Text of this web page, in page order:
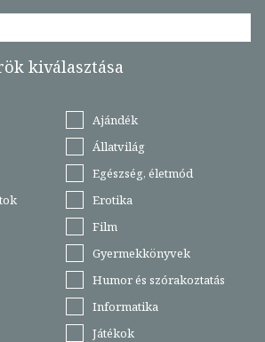
kiválasztása
Ajándék
Állatvilág
Egészség, életmód
Erotika
Film
Gyermekkönyvek
Humor és szórakoztatás
Informatika
Játékok